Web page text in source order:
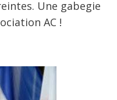
Une gabegie
AC !